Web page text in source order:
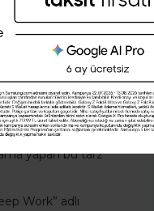
gibi
bir başkası o
ve diğer
yapan bu tarz
Work” adlı